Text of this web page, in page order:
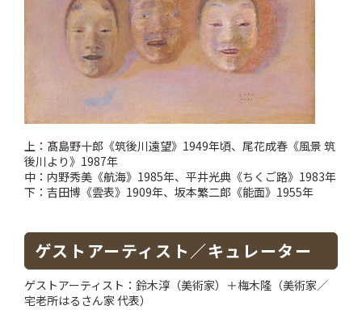
上：髙島野十郎《筑後川遠望》1949年頃、尾花成春《風景 筑
後川より》1987年
中：内野秀美《航海》1985年、平井光典《ちくご路》1983年
下：吉田博《雲表》1909年、坂本繁二郎《能面》1955年
ゲストアーティスト／キュレーター
ゲストアーティスト：鈴木淳（美術家）＋梅木隆（美術家／
宅老所はるさん家 代表）